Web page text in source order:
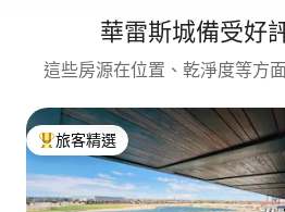
華雷斯城備受好
這些房源在位置、乾淨度等方
旅客精選榜首
旅客精選